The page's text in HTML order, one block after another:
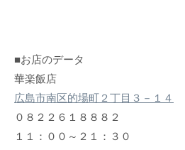
■お店のデータ
華楽飯店
広島市南区的場町２丁目３－１４
０８２２６１８８８２
１１：００～２１：３０